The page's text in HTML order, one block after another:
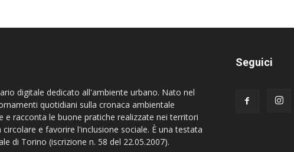
digitale dedicato all'ambiente urbano. Nato nel
quotidiani sulla cronaca ambientale
e racconta le buone pratiche realizzate nei territori
e favorire l'inclusione sociale. È una testata
di Torino (iscrizione n. 58 del 22.05.2007).
Seguici